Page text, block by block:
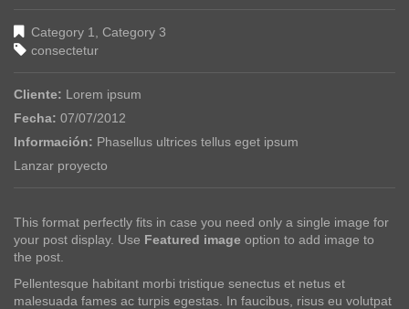
Category 1
Category 3
consectetur
Cliente: Lorem ipsum
Fecha: 07/07/2012
Información: Phasellus ultrices tellus eget ipsum
Lanzar proyecto
This format perfectly fits in case you need only a single image for
your post display. Use Featured image option to add image to
the post.
Pellentesque habitant morbi tristique senectus et netus et
malesuada fames ac turpis egestas. In faucibus, risus eu volutpat